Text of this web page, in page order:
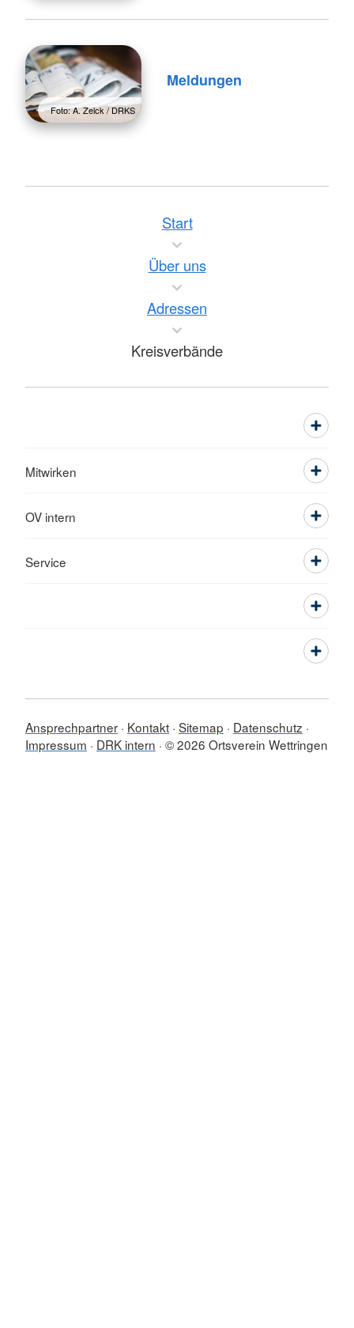
Foto: A. Zelck / DRKS
Meldungen
Start
Über uns
Adressen
Kreisverbände
Mitwirken
OV intern
Service
Ansprechpartner Kontakt Sitemap
Datenschutz
Impressum
DRK intern © 2026 Ortsverein Wettringen